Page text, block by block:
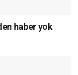
haber yok